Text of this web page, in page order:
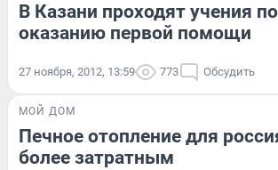
В Казани проходят учения по
оказанию первой помощи
27 ноября, 2012, 13:59 773 Обсудить
МОЙ ДОМ
Печное отопление для
более затратным